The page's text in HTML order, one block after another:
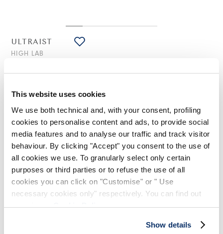
This website uses cookies
We use both technical and, with your consent, profiling
cookies to personalise content and ads, to provide social
media features and to analyse our traffic and track visitor
behaviour. By clicking "Accept" you consent to the use of
all cookies we use. To granularly select only certain
purposes or third parties or to refuse the use of all
cookies you can click on "Customise" or " Use
necessary cookies only" respectively. You can find out
more in ourCookie Policy.
Show details
ULTRAIST
HIGH LAB
STILISTISCHE HINWEISE
Ultraist ist ein neu+C7es asymmetrisches Modell, das durch
unregelmäßige Rauten definiert wird, die von gestickten
Pailletten verziert werden, und durch ein weiches seitliches
Drapé. Das optische Spiel des Futters, das an der Seite
hervortritt und die Asymmetrie betont, verleiht diesem
Rundes Ausschnitt. Ärmellös. Plissierung. Unregelmäßiger